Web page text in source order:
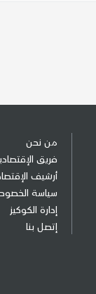
من نحن
فريق
أرشيف
سياسة
إدارة الكوكيز
إتصل بنا